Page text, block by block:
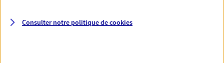
Consulter notre politique decookies